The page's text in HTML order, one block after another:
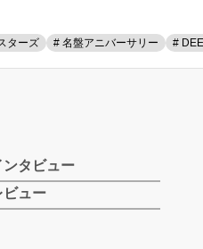
ターズ # 名盤アニバーサリー #
ンタビュー
ビュー